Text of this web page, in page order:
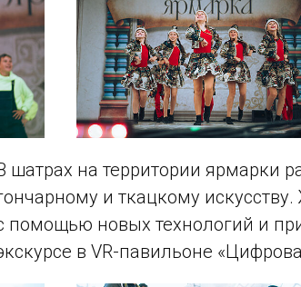
шатрах на территории ярмарки
и ткацкому
помощью новых технологий и
в VR-павильоне